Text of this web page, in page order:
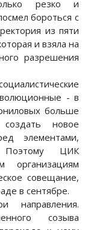
резко и
бороться с
из пяти
и взяла на
разрешения
- в
больше
новое
элементами,
Поэтому ЦИК
организациям
совещание,
в сентябре.
направления.
созыва